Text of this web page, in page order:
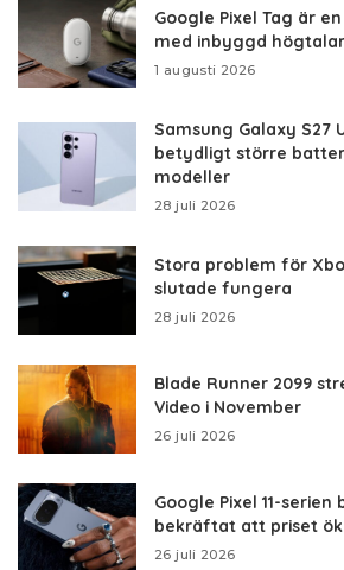
Google Pixel Tag är
med inbyggd
1 augusti 2026
Samsung Galaxy S27
betydligt större
modeller
28 juli 2026
Stora problem för
slutade fungera
28 juli 2026
Blade Runner 2099
Video i November
26 juli 2026
Google Pixel 11-serien
bekräftat att priset
26 juli 2026